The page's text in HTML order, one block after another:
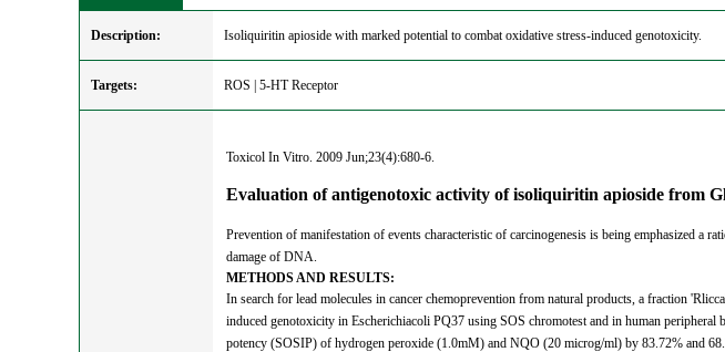
Description: Isoliquiritin apioside with marked potential to combat oxidative stress-induced genotoxicity.
Targets: ROS | 5-HT Receptor
Toxicol In Vitro. 2009 Jun;23(4):680-6.
Evaluation of antigenotoxic activity of isoliquiritin apioside from
Prevention of manifestation of events characteristic of carcinogenesis is being emphasized a
damage of DNA.
METHODS AND RESULTS:
In search for lead molecules in cancer chemoprevention from natural products, a fraction
induced genotoxicity in Escherichiacoli PQ37 using SOS chromotest and in human
potency (SOSIP) of hydrogen peroxide (1.0mM) and NQO (20 microg/ml) by 83.72% and